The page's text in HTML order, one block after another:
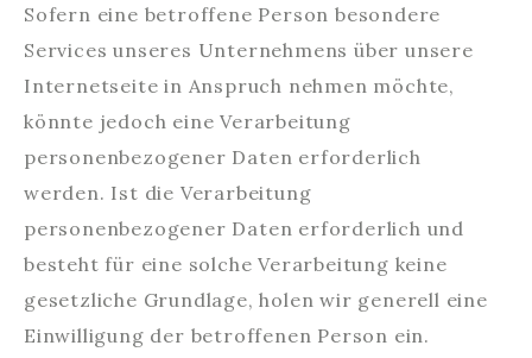
Sofern eine betroffene Person besondere
Services unseres Unternehmens über unsere
Internetseite in Anspruch nehmen möchte,
könnte jedoch eine Verarbeitung
personenbezogener Daten erforderlich
werden. Ist die Verarbeitung
personenbezogener Daten erforderlich und
besteht für eine solche Verarbeitung keine
gesetzliche Grundlage, holen wir generell eine
Einwilligung der betroffenen Person ein.